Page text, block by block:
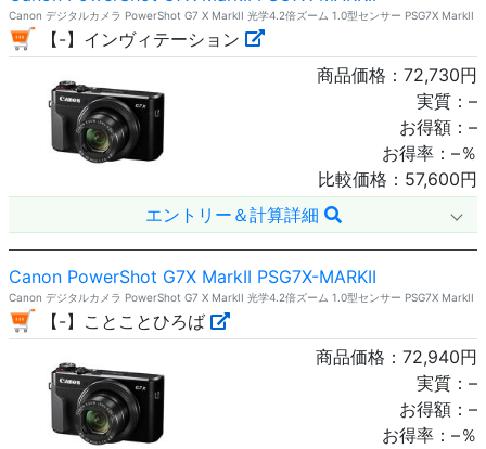
Canon デジタルカメラ PowerShot G7 X MarkII 光学4.2倍ズーム 1.0型センサー PSG7X MarkII
【-】インヴィテーション
商品価格： 72,730円
実質： –
お得額： –
お得率： –％
比較価格： 57,600円
エントリー＆計算詳細
Canon PowerShot G7X MarkII PSG7X-MARKII
Canon デジタルカメラ PowerShot G7 X MarkII 光学4.2倍ズーム 1.0型センサー PSG7X MarkII
【-】ことことひろば
商品価格： 72,940円
実質： –
お得額： –
お得率： –％